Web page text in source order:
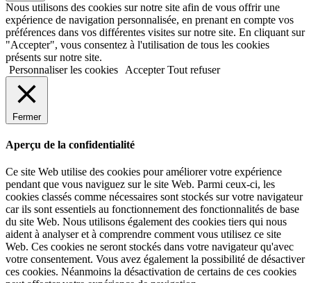
Nous utilisons des cookies sur notre site afin de vous offrir une
expérience de navigation personnalisée, en prenant en compte vos
préférences dans vos différentes visites sur notre site. En cliquant sur
"Accepter", vous consentez à l'utilisation de tous les cookies
présents sur notre site.
Personnaliser les cookies
Accepter Tout refuser
Fermer
Aperçu de la confidentialité
Ce site Web utilise des cookies pour améliorer votre expérience
pendant que vous naviguez sur le site Web. Parmi ceux-ci, les
cookies classés comme nécessaires sont stockés sur votre navigateur
car ils sont essentiels au fonctionnement des fonctionnalités de base
du site Web. Nous utilisons également des cookies tiers qui nous
aident à analyser et à comprendre comment vous utilisez ce site
Web. Ces cookies ne seront stockés dans votre navigateur qu'avec
votre consentement. Vous avez également la possibilité de désactiver
ces cookies. Néanmoins la désactivation de certains de ces cookies